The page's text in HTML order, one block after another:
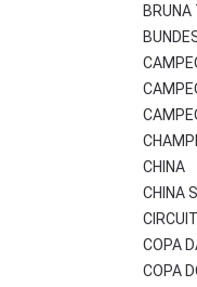
BRUNA
CHINA
CHINA
COPA
COPA